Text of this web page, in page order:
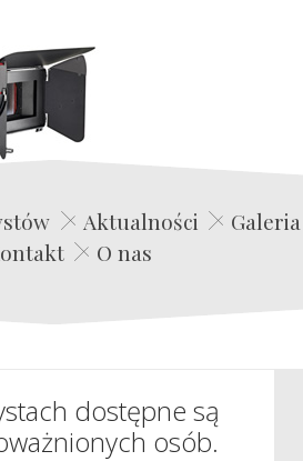
Edwin Film Agencja Aktorska
Aktualności
Galeria
O nas
dostępne są
osób.